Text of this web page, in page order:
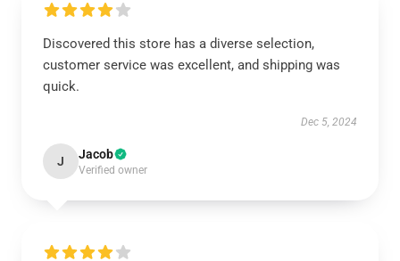
Discovered this store has a diverse selection,
customer service was excellent, and shipping was
quick.
Dec 5, 2024
J Jacob
Verified owner